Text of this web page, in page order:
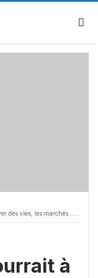
les marchés… et Donal Trump
à